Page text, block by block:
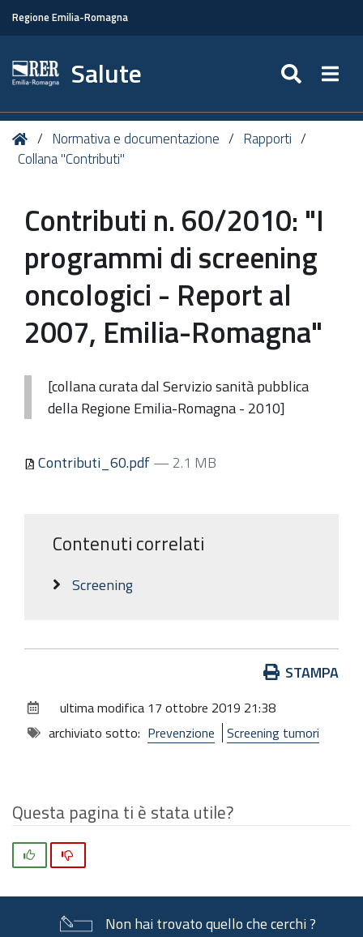
Regione Emilia-Romagna
Salute
Tu
sei
HomeNormativa e documentazione
Rapporti
Collana "Contributi"
Contributi n. 60/2010: "I
programmi di screening
oncologici - Report al
2007, Emilia-Romagna"
[collana curata dal Servizio sanità pubblica
della Regione Emilia-Romagna - 2010]
Contributi_60.pdf— 2.1 MB
Contenuti correlati
Screening
documento
STAMPA
ultima modifica 17 ottobre 2019 21:38
archiviato sotto: Prevenzione Screening tumori
Questa pagina ti è stata utile?
Non hai trovato quello che cerchi ?